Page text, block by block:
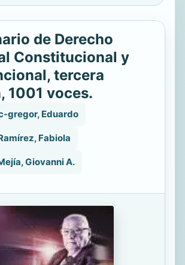
de Derecho
Constitucional y
tercera
1001 voces.
gregor, Eduardo
Fabiola
Giovanni A.